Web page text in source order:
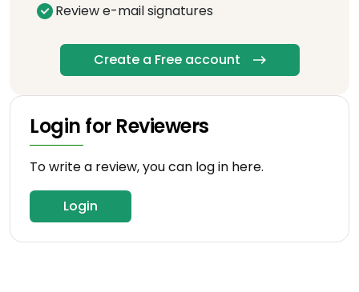
Review e-mail signatures
Create a Free account
Login for Reviewers
To write a review, you can log in here.
Login